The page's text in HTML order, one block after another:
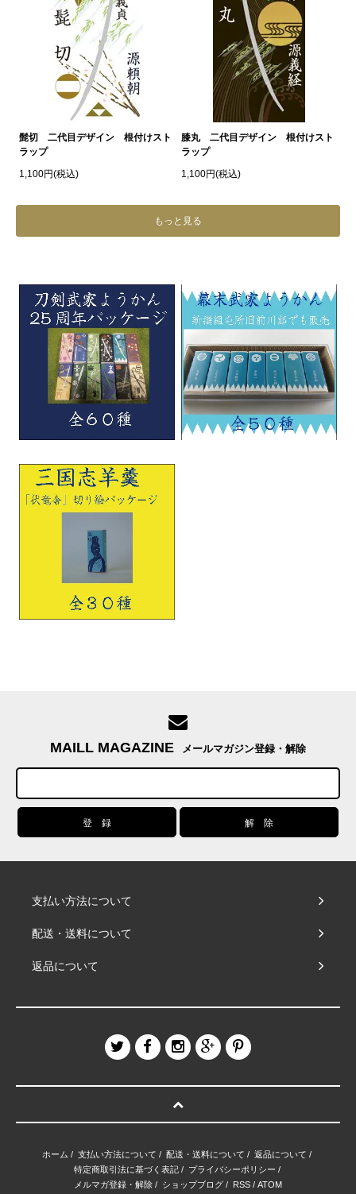
髭切 二代目デザイン 根付けスト
ラップ
1,100円(税込)
膝丸 二代目デザイン 根付けスト
ラップ
1,100円(税込)
もっと見る
MAILL MAGAZINE メールマガジン登録・解除
支払い方法について
配送・送料について
返品について
ホーム / 支払い方法について / 配送・送料について / 返品について /
特定商取引法に基づく表記/ プライバシーポリシー /
メルマガ登録・解除 / ショップブログ / RSS / ATOM